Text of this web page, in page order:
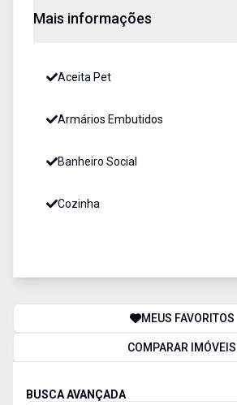
Mais informações
Aceita Pet
Armários Embutidos
Banheiro Social
Cozinha
MEUS FAVORITOS
COMPARAR IMÓVEIS
BUSCA AVANÇADA